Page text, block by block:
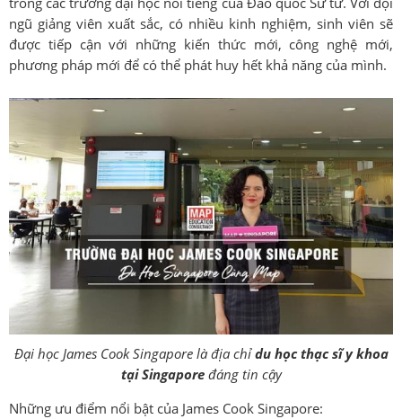
ngũ giảng viên xuất sắc, có nhiều kinh nghiệm, sinh viên sẽ
được tiếp cận với những kiến thức mới, công nghệ mới,
phương pháp mới để có thể phát huy hết khả năng của mình.
Đại học James Cook Singapore là địa chỉdu học thạc sĩ y khoa
tại Singapoređáng tin cậy
Những ưu điểm nổi bật của James Cook Singapore: